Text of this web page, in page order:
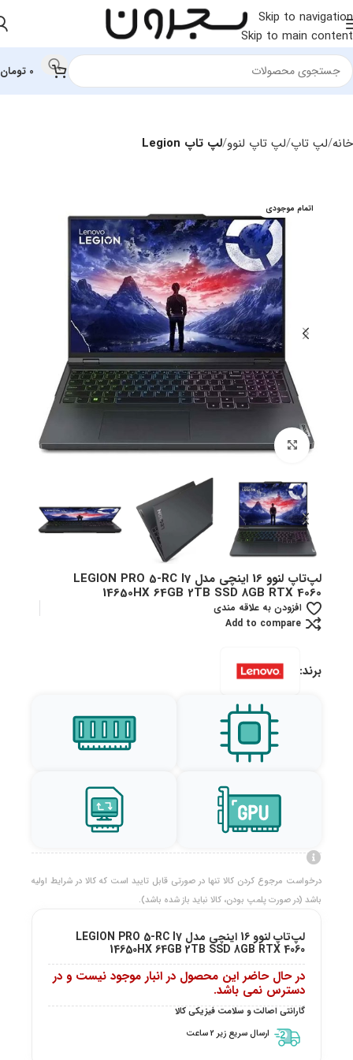
Skip to navigation
Skip to main content
0 تومان
خانه لپ تاپ لپ‌ تاپ لنوو لپ تاپ Legion
اتمام موجودی
بزرگنمایی تصویر
لپ‌تاپ لنوو 16 اینچی مدل LEGION PRO 5-RC I7
14650HX 64GB 2TB SSD 8GB RTX 4060
افزودن به علاقه مندی
Add to compare
برند:
درخواست مرجوع کردن کالا تنها در صورتی قابل تایید است که کالا در شرایط اولیه
باشد (در صورت پلمپ بودن، کالا نباید باز شده باشد).
لپ‌تاپ لنوو 16 اینچی مدل LEGION PRO 5-RC I7
14650HX 64GB 2TB SSD 8GB RTX 4060
در حال حاضر این محصول در انبار موجود نیست و در
دسترس نمی باشد.
گارانتی اصالت و سلامت فیزیکی کالا
ارسال سریع زیر 2 ساعت